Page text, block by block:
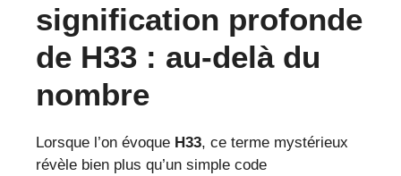
signification profonde
de H33 : au-delà du
nombre
Lorsque l’on évoque H33, ce terme mystérieux
révèle bien plus qu’un simple code